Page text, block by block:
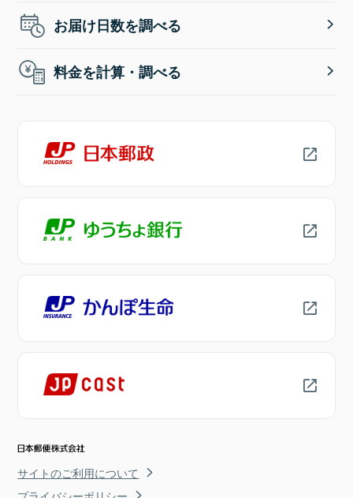
お届け日数を調べる
料金を計算・調べる
サイトのご利用について